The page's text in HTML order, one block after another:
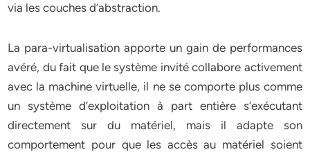
via les couches d’abstraction.
La para-virtualisation apporte un gain de performances
avéré, du fait que le système invité collabore activement
avec la machine virtuelle, il ne se comporte plus comme
un système d’exploitation à part entière s’exécutant
directement sur du matériel, mais il adapte son
comportement pour que les accès au matériel soient